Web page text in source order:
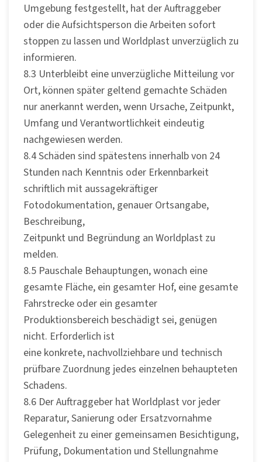
Umgebung festgestellt, hat der Auftraggeber
oder die Aufsichtsperson die Arbeiten sofort
stoppen zu lassen und Worldplast unverzüglich zu
informieren.
8.3 Unterbleibt eine unverzügliche Mitteilung vor
Ort, können später geltend gemachte Schäden
nur anerkannt werden, wenn Ursache, Zeitpunkt,
Umfang und Verantwortlichkeit eindeutig
nachgewiesen werden.
8.4 Schäden sind spätestens innerhalb von 24
Stunden nach Kenntnis oder Erkennbarkeit
schriftlich mit aussagekräftiger
Fotodokumentation, genauer Ortsangabe,
Beschreibung,
Zeitpunkt und Begründung an Worldplast zu
melden.
8.5 Pauschale Behauptungen, wonach eine
gesamte Fläche, ein gesamter Hof, eine gesamte
Fahrstrecke oder ein gesamter
Produktionsbereich beschädigt sei, genügen
nicht. Erforderlich ist
eine konkrete, nachvollziehbare und technisch
prüfbare Zuordnung jedes einzelnen behaupteten
Schadens.
8.6 Der Auftraggeber hat Worldplast vor jeder
Reparatur, Sanierung oder Ersatzvornahme
Gelegenheit zu einer gemeinsamen Besichtigung,
Prüfung, Dokumentation und Stellungnahme